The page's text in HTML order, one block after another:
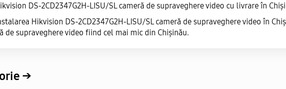
DS-2CD2347G2H-LISU/SL cameră de supraveghere video cu livrare în
Hikvision DS-2CD2347G2H-LISU/SL cameră de supraveghere video în
de supraveghere video fiind cel mai mic din Chișinău.
→